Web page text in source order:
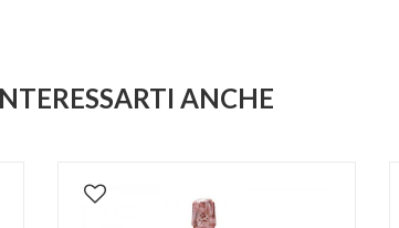
ANCHE